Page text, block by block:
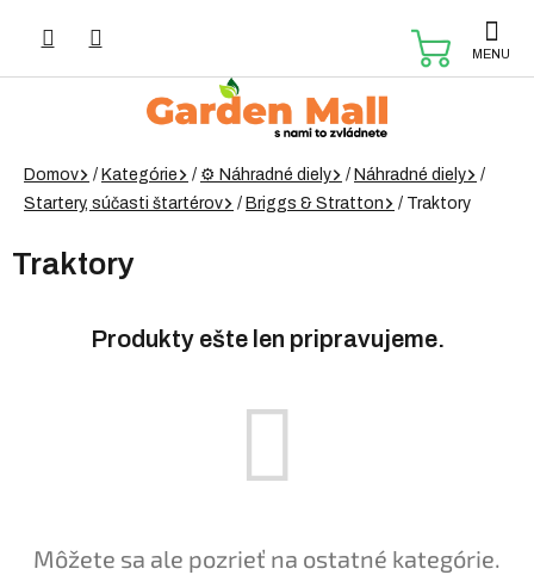
Domov / Kategórie / ⚙️ Náhradné diely / Náhradné diely
/
Startery, súčasti štartérov
/ Briggs & Stratton / Traktory
Traktory
Produkty ešte len pripravujeme.
Môžete sa ale pozrieť na ostatné kategórie.